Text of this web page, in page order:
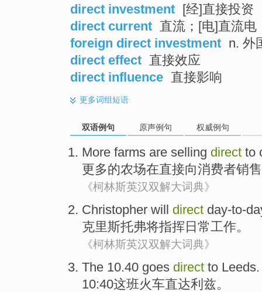
direct investment
[经]直接投资
direct current 直流；[电]直流电
foreign direct investment n. 外
direct effect 直接效应
direct influence 直接影响
更多词组短语
双语例句 原声例句 权威例句
More farms are selling direct to
更多的农场在直接向消费者销
《柯林斯英汉双解大词典》
Christopher will direct day-to-
克里斯托弗将指挥 日常工作。
《柯林斯英汉双解大词典》
The 10.40 goes direct to Leeds.
10:40这班火车直达利兹。